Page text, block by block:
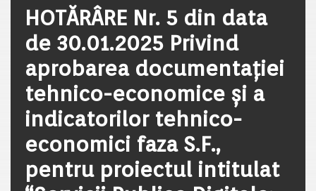
HOTĂRÂRE Nr. 5 din data
de 30.01.2025 Privind
aprobarea documentației
tehnico-economice și a
indicatorilor tehnico-
economici faza S.F.,
pentru proiectul intitulat